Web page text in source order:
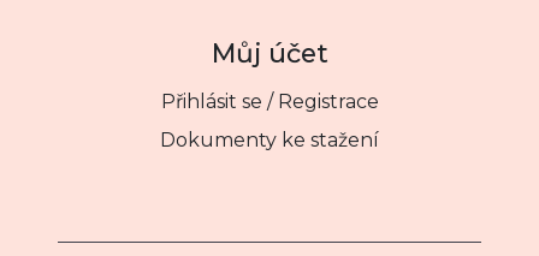
Můj účet
Přihlásit se / Registrace
Dokumenty ke stažení